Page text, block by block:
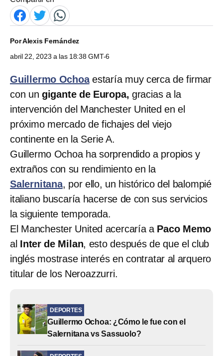
PorAlexis Fernández
abril 22, 2023 a las 18:38 GMT-6
Guillermo Ochoaestaría muy cerca de firmar
con un gigante de Europa, gracias a la
intervención del Manchester United en el
próximo mercado de fichajes del viejo
continente en la Serie A.
Guillermo Ochoa ha sorprendido a propios y
extraños con su rendimiento en la
Salernitana, por ello, un histórico del balompié
italiano buscaría hacerse de con sus servicios
la siguiente temporada.
El Manchester United acercaría a Paco Memo
al Inter de Milan, esto después de que el club
inglés mostrase interés en contratar al arquero
titular de los Neroazzurri.
DEPORTES
Guillermo Ochoa: ¿Cómo le fue con el
Salernitana vs Sassuolo?